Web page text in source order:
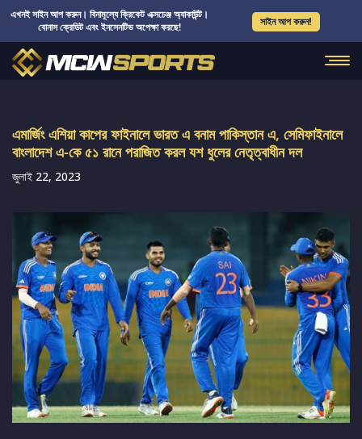
এখনই সাইন আপ করুন। বিনামূল্যে ক্রিকেট এক্সচেঞ্জ অ্যাকাউন্ট।
বোনাস ক্রেডিট এবং ইনসেনটিভ অপেক্ষা করছে!
সাইন আপ করুন!
এমার্জিং এশিয়া কাপের ফাইনালে ভারত এ বনাম পাকিস্তান এ, সেমিফাইনালে
বাংলাদেশ এ-কে ৫১ রানে পরাজিত করল যশ ধুলের নেতৃত্বাধীন দল
জুলাই 22, 2023